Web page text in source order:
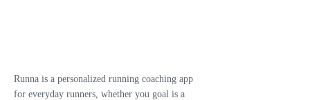
Runna is a personalized running coaching app
for everyday runners, whether you goal is a